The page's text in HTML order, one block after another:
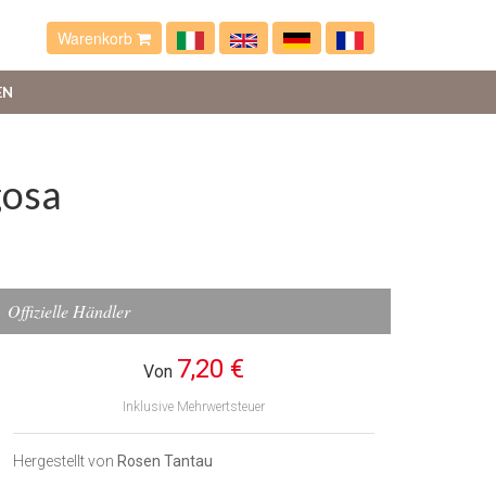
Warenkorb
Offizielle Händler
Von 7,20 €
Inklusive Mehrwertsteuer
Hergestellt von Rosen Tantau